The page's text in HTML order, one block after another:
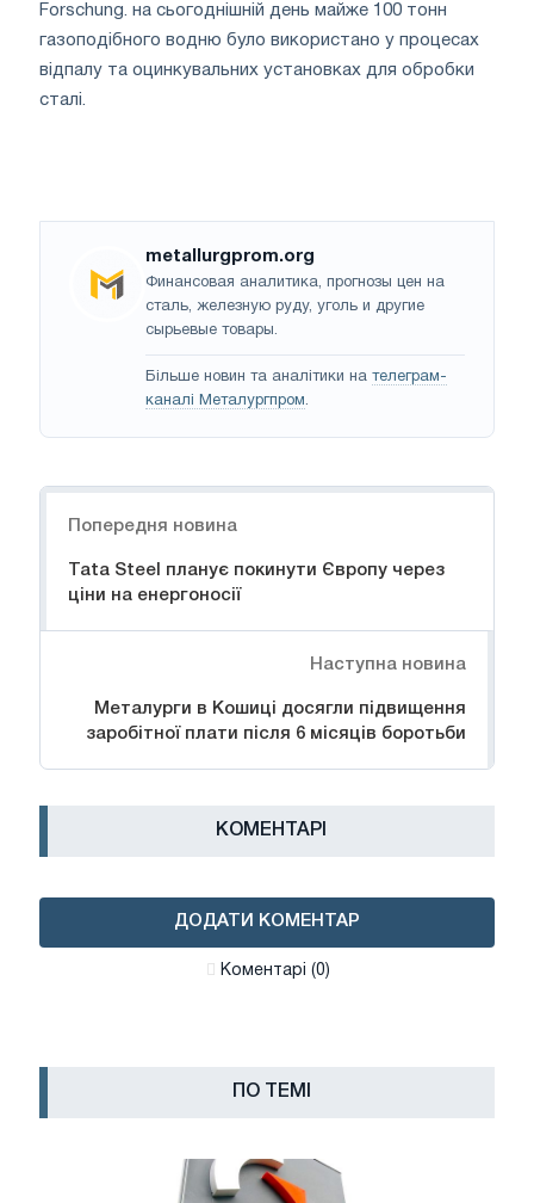
Forschung. на сьогоднішній день майже 100 тонн
газоподібного водню було використано у процесах
відпалу та оцинкувальних установках для обробки
сталі.
metallurgprom.org
Финансовая аналитика, прогнозы цен на
сталь, железную руду, уголь и другие
сырьевые товары.
Більше новин та аналітики на телеграм-
каналі Металургпром.
Попередня новина
Tata Steel планує покинути Європу через
ціни на енергоносії
Наступна новина
Металурги в Кошиці досягли підвищення
заробітної плати після 6 місяців боротьби
КОМЕНТАРІ
ДОДАТИ КОМЕНТАР
Коментарі (0)
ПО ТЕМІ